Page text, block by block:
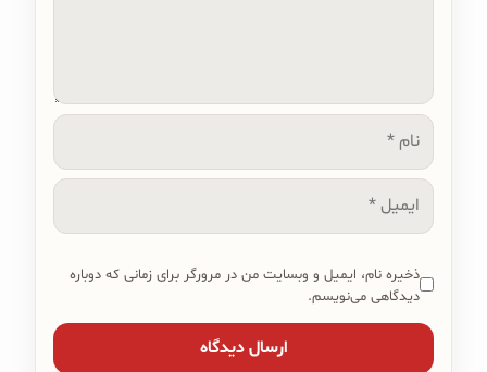
نام
ایمیل
ذخیره نام، ایمیل و وبسایت من در مرورگر برای زمانی که دوباره
دیدگاهی می‌نویسم.